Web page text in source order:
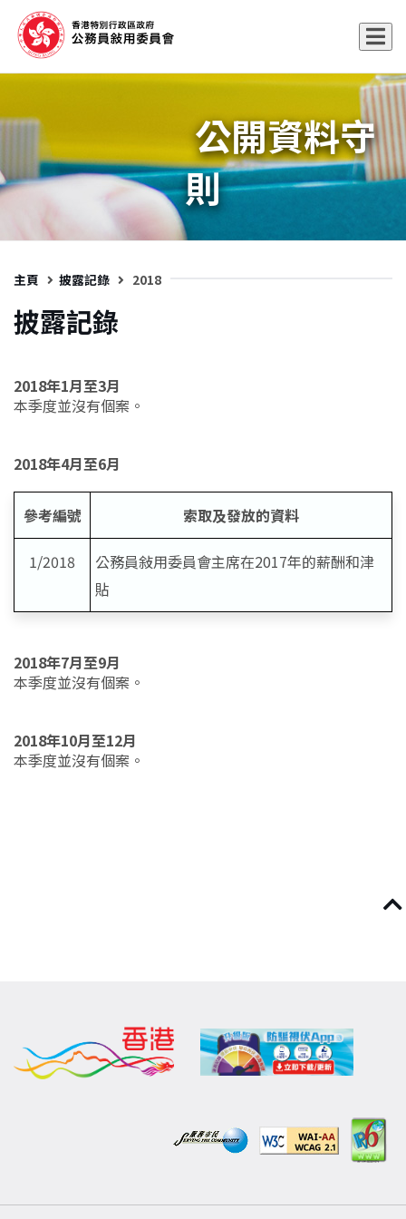
公開資料守
則
主頁 披露記錄 2018
披露記錄
2018年1月至3月
本季度並沒有個案。
2018年4月至6月
參考編號 索取及發放的資料
1/2018
公務員敍用委員會主席在2017年的薪酬和津
貼
2018年7月至9月
本季度並沒有個案。
2018年10月至12月
本季度並沒有個案。